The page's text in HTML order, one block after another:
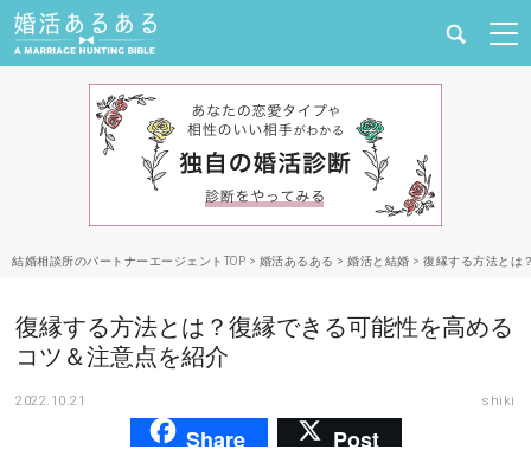
婚活と結婚
合コン・街コン
マッチングアプリ
結婚相談所のパートナーエージェントTOP > 婚活あるある > 婚活と結婚 > 復縁する方法とは
復縁する方法とは？復縁できる可能性を高める
コツ＆注意点を紹介
2022.10.21 shiki
Share Post